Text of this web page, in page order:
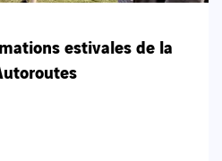
estivales de la